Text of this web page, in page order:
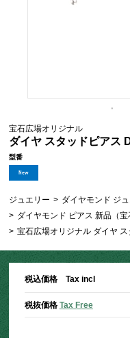
宝石広場オリジナル
ダイヤ スタッドピアス
型番
ジュエリー > ダイヤモンド ジ
> ダイヤモンド ピアス 新品（宝
> 宝石広場オリジナル ダイヤ
税込価格 Tax incl
税抜価格 Tax Free